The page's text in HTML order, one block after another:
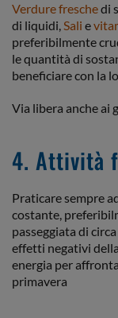
Verdure freschedi
di liquidi,Sali e
preferibilmente
le quantità di
beneficiare con la
Via libera anche ai
4. Attività
Praticare sempre
costante,
passeggiata di
effetti negativi
energia per
primavera